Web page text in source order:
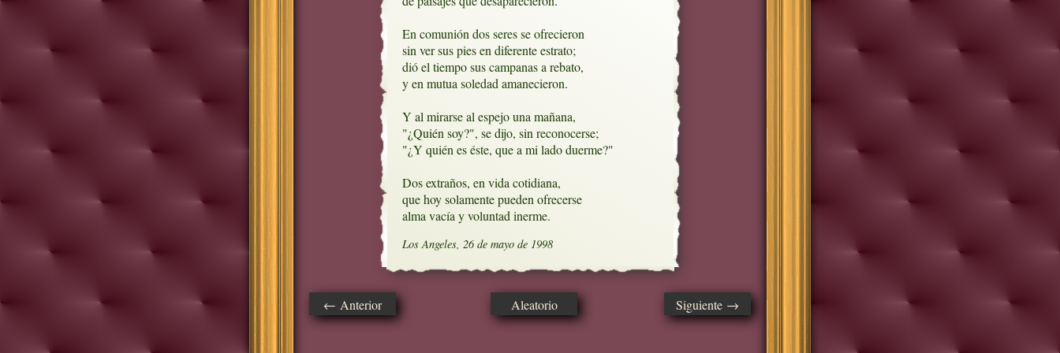
En comunión dos seres se ofrecieron
sin ver sus pies en diferente estrato;
dió el tiempo sus campanas a rebato,
y en mutua soledad amanecieron.
Y al mirarse al espejo una mañana,
"¿Quién soy?", se dijo, sin reconocerse;
"¿Y quién es éste, que a mi lado duerme?"
Dos extraños, en vida cotidiana,
que hoy solamente pueden ofrecerse
alma vacía y voluntad inerme.
Los Angeles, 26 de mayo de 1998
← Anterior Aleatorio Siguiente →